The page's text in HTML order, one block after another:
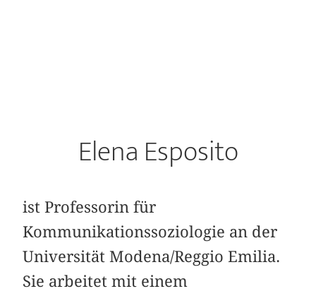
Elena Esposito
ist Professorin für
Kommunikationssoziologie an der
Universität Modena/Reggio Emilia.
Sie arbeitet mit einem